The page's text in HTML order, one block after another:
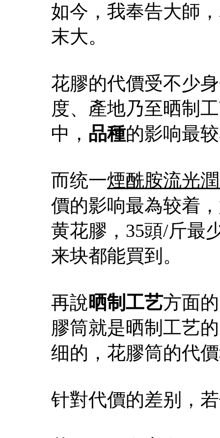
如今，我奉告大師
末大。
花膠的代價受不少
度、產地乃至晒制
中， 品種的影响最
而统一煙酰胺流光
價的影响最為较着
黄花膠，35頭/斤最
来块都能買到。
再說晒制工艺方面
膠筒就是晒制工艺
细的，花膠筒的代
针對代價的差别，